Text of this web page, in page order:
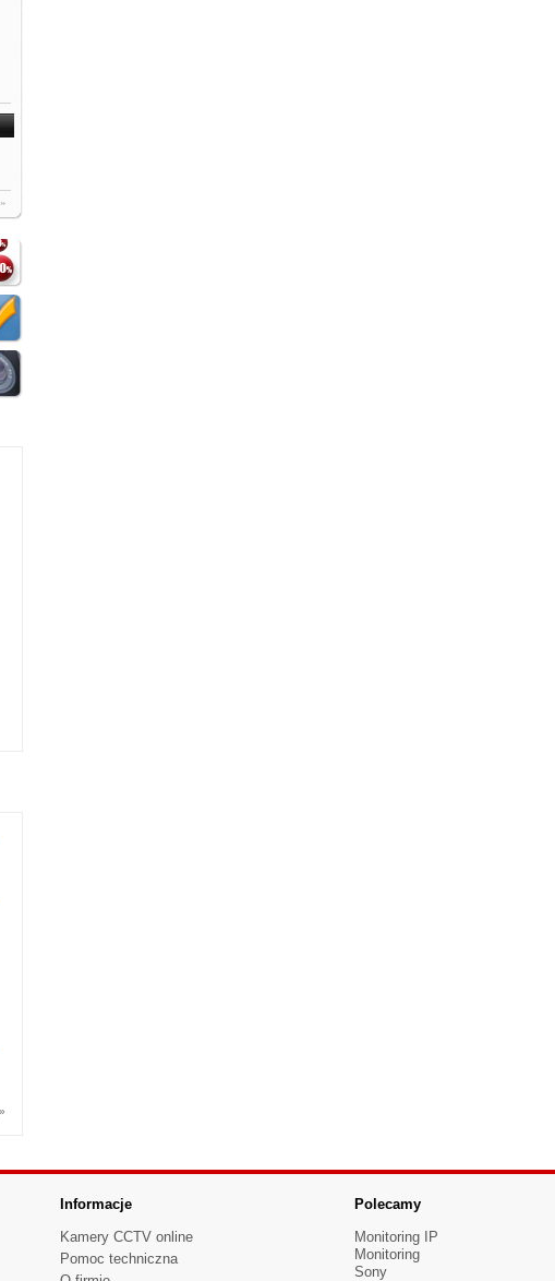
Informacje
Kamery CCTV online
Pomoc techniczna
Polecamy
Monitoring IP
Monitoring
Sony